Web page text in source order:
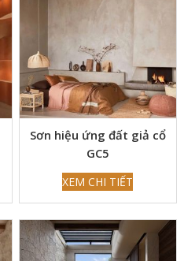
Sơn hiệu ứng đất giả cổ
GC5
XEM CHI TIẾT